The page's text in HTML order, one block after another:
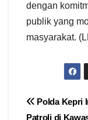
dengan
publik yang
masyarakat.
Polda Kepri
Patroli di